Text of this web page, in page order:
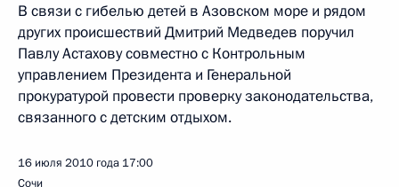
В связи с гибелью детей в Азовском море и рядом
других происшествий Дмитрий Медведев поручил
Павлу Астахову совместно с Контрольным
управлением Президента и Генеральной
прокуратурой провести проверку законодательства,
связанного с детским отдыхом.
16 июля 2010 года 17:00
Сочи